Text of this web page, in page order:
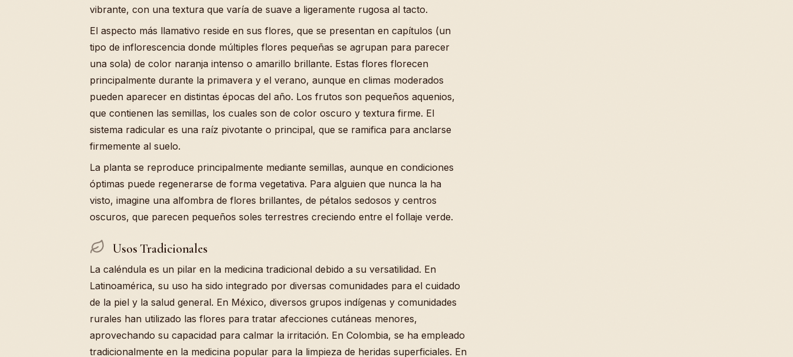
vibrante, con una textura que varía de suave a ligeramente rugosa al tacto.
El aspecto más llamativo reside en sus flores, que se presentan en capítulos (un
tipo de inflorescencia donde múltiples flores pequeñas se agrupan para parecer
una sola) de color naranja intenso o amarillo brillante. Estas flores florecen
principalmente durante la primavera y el verano, aunque en climas moderados
pueden aparecer en distintas épocas del año. Los frutos son pequeños aquenios,
que contienen las semillas, los cuales son de color oscuro y textura firme. El
sistema radicular es una raíz pivotante o principal, que se ramifica para anclarse
firmemente al suelo.
La planta se reproduce principalmente mediante semillas, aunque en condiciones
óptimas puede regenerarse de forma vegetativa. Para alguien que nunca la ha
visto, imagine una alfombra de flores brillantes, de pétalos sedosos y centros
oscuros, que parecen pequeños soles terrestres creciendo entre el follaje verde.
Usos Tradicionales
La caléndula es un pilar en la medicina tradicional debido a su versatilidad. En
Latinoamérica, su uso ha sido integrado por diversas comunidades para el cuidado
de la piel y la salud general. En México, diversos grupos indígenas y comunidades
rurales han utilizado las flores para tratar afecciones cutáneas menores,
aprovechando su capacidad para calmar la irritación. En Colombia, se ha empleado
tradicionalmente en la medicina popular para la limpieza de heridas superficiales. En